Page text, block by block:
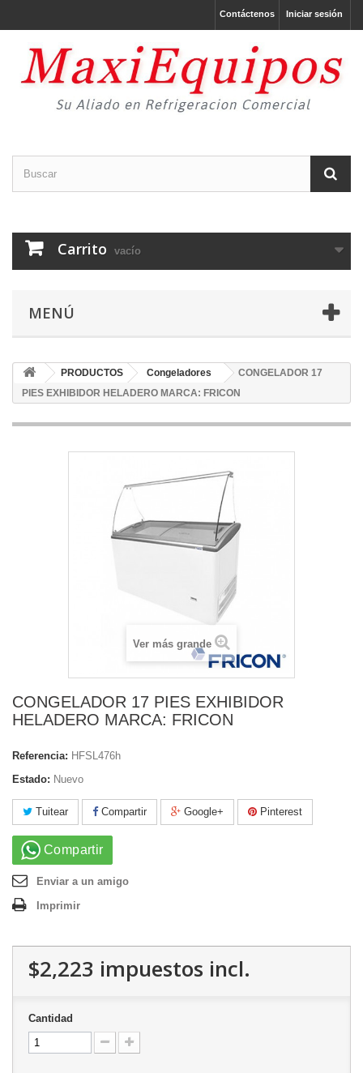
Iniciar sesión
Contáctenos
Carrito vacío
MENÚ
PRODUCTOS Congeladores
CONGELADOR 17
PIES EXHIBIDOR HELADERO MARCA: FRICON
Ver más grande
CONGELADOR 17 PIES EXHIBIDOR
HELADERO MARCA: FRICON
Referencia: HFSL476h
Estado: Nuevo
Tuitear Compartir Google+ Pinterest
Compartir
Enviar a un amigo
Imprimir
$2,223 impuestos incl.
Cantidad